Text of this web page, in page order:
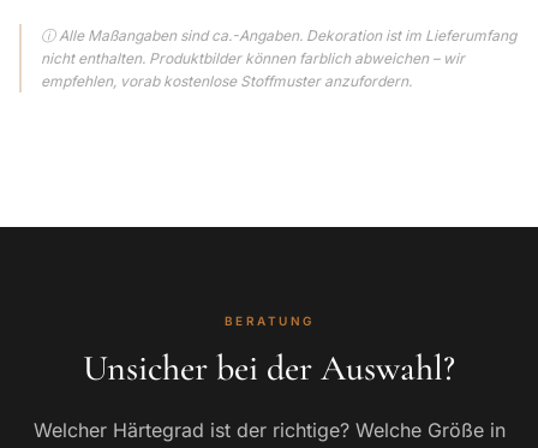
ⓘ Alle Maßangaben sind ca.-Angaben. Dekoration ist im Lieferumfang
nicht enthalten. Produktbilder können farblich abweichen – wir
empfehlen, vorab kostenlose Stoffmuster anzufordern.
BERATUNG
Unsicher bei der Auswahl?
Welcher Härtegrad ist der richtige? Welche Größe in